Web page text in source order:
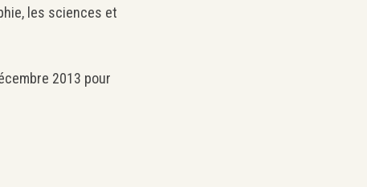
les sciences et
2013 pour